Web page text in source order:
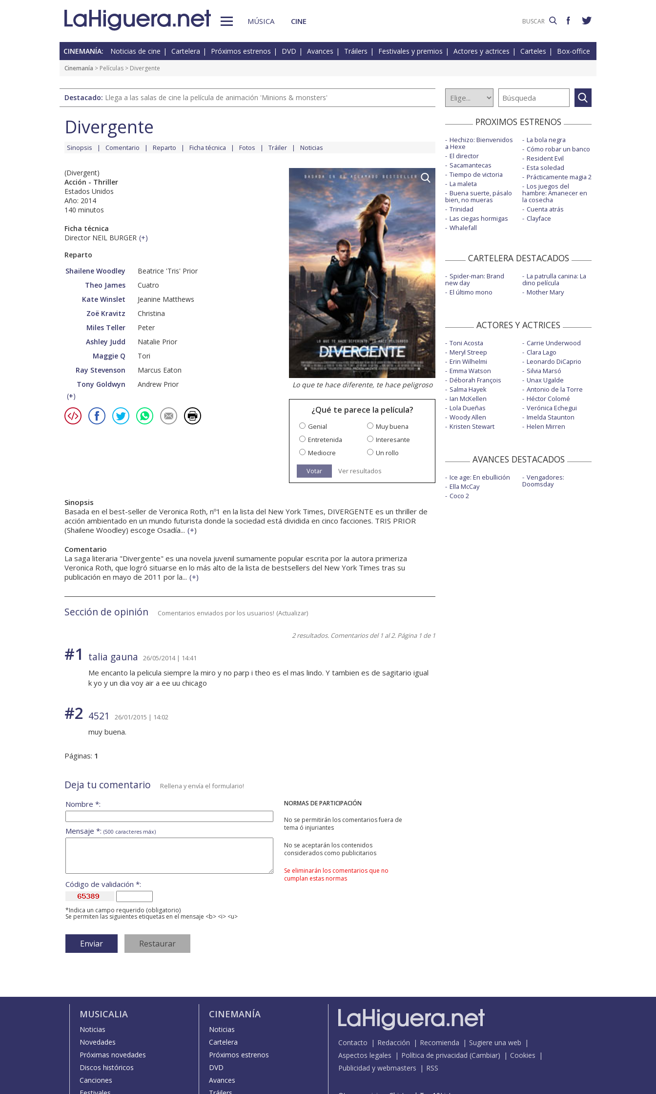
MÚSICA CINE
CINEMANÍA: Noticias de cine Cartelera Próximos estrenos DVD Avances Tráilers Festivales y premios Actores y actrices Carteles Box-office
Cinemanía > Películas > Divergente
Destacado: Llega a las salas de cine la película de animación 'Minions & monsters'
Divergente
Sinopsis Comentario Reparto Ficha técnica Fotos Tráiler Noticias
(Divergent)
Acción - Thriller
Estados Unidos
Año: 2014
140 minutos
Ficha técnica
Director NEIL BURGER (+)
Reparto
Shailene Woodley
Beatrice 'Tris' Prior
Theo James
Cuatro
Kate Winslet
Jeanine Matthews
Zoë Kravitz
Christina
Miles Teller
Peter
Ashley Judd
Natalie Prior
Maggie Q
Tori
Ray Stevenson
Marcus Eaton
Tony Goldwyn
Andrew Prior
(+)
Lo que te hace diferente, te hace peligroso
¿Qué te parece la película?
Genial
Muy buena
Entretenida
Interesante
Mediocre
Un rollo
Votar Ver resultados
Sinopsis
Basada en el best-seller de Veronica Roth, nº1 en la lista del New York Times, DIVERGENTE es un thriller de
acción ambientado en un mundo futurista donde la sociedad está dividida en cinco facciones. TRIS PRIOR
(Shailene Woodley) escoge Osadía... (+)
Comentario
La saga literaria "Divergente" es una novela juvenil sumamente popular escrita por la autora primeriza
Veronica Roth, que logró situarse en lo más alto de la lista de bestsellers del New York Times tras su
publicación en mayo de 2011 por la... (+)
Sección de opinión Comentarios enviados por los usuarios! (Actualizar)
2 resultados. Comentarios del 1 al 2. Página 1 de 1
#1 talia gauna 26/05/2014 | 14:41
Me encanto la pelicula siempre la miro y no parp i theo es el mas lindo. Y tambien es de sagitario igual
k yo y un dia voy air a ee uu chicago
#2 4521 26/01/2015 | 14:02
muy buena.
Páginas: 1
Deja tu comentario Rellena y envía el formulario!
NORMAS DE PARTICIPACIÓN
No se permitirán los comentarios fuera de
tema ó injuriantes
No se aceptarán los contenidos
considerados como publicitarios
Se eliminarán los comentarios que no
cumplan estas normas
Nombre *:
Mensaje *: (500 caracteres máx)
Código de validación *:
*Indica un campo requerido (obligatorio)
Se permiten las siguientes etiquetas en el mensaje <b> <i> <u>
PROXIMOS ESTRENOS
Hechizo: Bienvenidos
a Hexe
El director
Sacamantecas
Tiempo de victoria
La maleta
Buena suerte, pásalo
bien, no mueras
Trinidad
Las ciegas hormigas
Whalefall
La bola negra
Cómo robar un banco
Resident Evil
Esta soledad
Prácticamente magia 2
Los juegos del
hambre: Amanecer en
la cosecha
Cuenta atrás
Clayface
CARTELERA DESTACADOS
Spider-man: Brand
new day
El último mono
La patrulla canina: La
dino película
Mother Mary
ACTORES Y ACTRICES
Toni Acosta
Meryl Streep
Erin Wilhelmi
Emma Watson
Déborah François
Salma Hayek
Ian McKellen
Lola Dueñas
Woody Allen
Kristen Stewart
Carrie Underwood
Clara Lago
Leonardo DiCaprio
Silvia Marsó
Unax Ugalde
Antonio de la Torre
Héctor Colomé
Verónica Echegui
Imelda Staunton
Helen Mirren
AVANCES DESTACADOS
Ice age: En ebullición
Ella McCay
Coco 2
Vengadores:
Doomsday
MUSICALIA
Noticias
Novedades
Próximas novedades
Discos históricos
Canciones
CINEMANÍA
Noticias
Cartelera
Próximos estrenos
DVD
Avances
Contacto Redacción Recomienda
Sugiere una web
Aspectos legales
Política de privacidad (Cambiar)
Cookies
Publicidad y webmasters
RSS